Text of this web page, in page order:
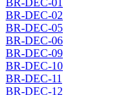
BR-DEC-01
BR-DEC-02
BR-DEC-05
BR-DEC-06
BR-DEC-09
BR-DEC-10
BR-DEC-11
BR-DEC-12